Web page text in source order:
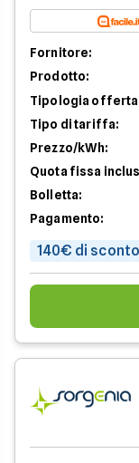
Fornitore:
Prodotto:
Tipologia
Tipo di tariffa:
Prezzo/kWh:
Quota fissa
Bolletta:
Pagamento:
140€ di